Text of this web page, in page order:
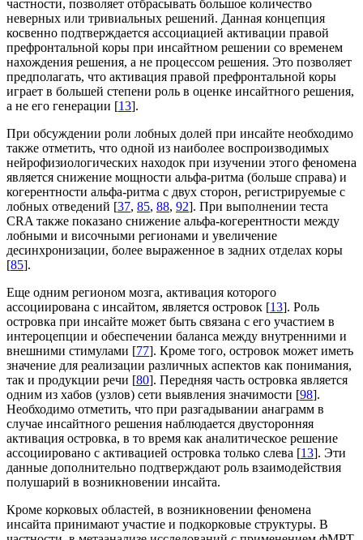
частности, позволяет отбрасывать большое количество
неверных или тривиальных решений. Данная концепция
косвенно подтверждается ассоциацией активации правой
префронтальной коры при инсайтном решении со временем
нахождения решения, а не процессом решения. Это позволяет
предполагать, что активация правой префронтальной коры
играет в большей степени роль в оценке инсайтного решения,
а не его генерации [13].
При обсуждении роли лобных долей при инсайте необходимо
также отметить, что одной из наиболее воспроизводимых
нейрофизиологических находок при изучении этого феномена
является снижение мощности альфа-ритма (больше справа) и
когерентности альфа-ритма с двух сторон, регистрируемые с
лобных отведений [37, 85, 88, 92]. При выполнении теста
CRA также показано снижение альфа-когерентности между
лобными и височными регионами и увеличение
десинхронизации, более выраженное в задних отделах коры
[85].
Еще одним регионом мозга, активация которого
ассоциирована с инсайтом, является островок [13]. Роль
островка при инсайте может быть связана с его участием в
интероцепции и обеспечении баланса между внутренними и
внешними стимулами [77]. Кроме того, островок может иметь
значение для реализации различных аспектов как понимания,
так и продукции речи [80]. Передняя часть островка является
одним из хабов (узлов) сети выявления значимости [98].
Необходимо отметить, что при разгадывании анаграмм в
случае инсайтного решения наблюдается двусторонняя
активация островка, в то время как аналитическое решение
ассоциировано с активацией островка только слева [13]. Эти
данные дополнительно подтверждают роль взаимодействия
полушарий в возникновении инсайта.
Кроме корковых областей, в возникновении феномена
инсайта принимают участие и подкорковые структуры. В